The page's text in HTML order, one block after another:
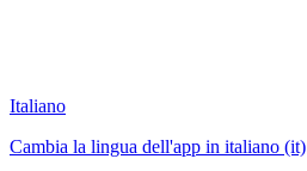
Italiano
Cambia la lingua dell'app in italiano (it)